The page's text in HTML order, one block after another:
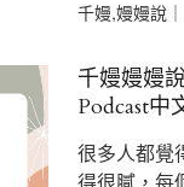
千嫚,嫚嫚說
千嫚嫚嫚
Podcast中
很多人都覺